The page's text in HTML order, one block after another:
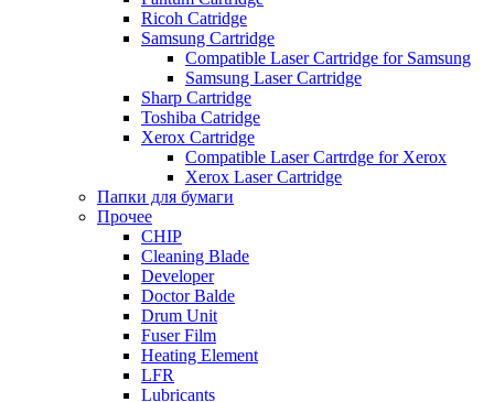
Ricoh Catridge
Samsung Cartridge
Compatible Laser Cartridge for Samsung
Samsung Laser Cartridge
Sharp Cartridge
Toshiba Catridge
Xerox Cartridge
Compatible Laser Cartrdge for Xerox
Xerox Laser Cartridge
Папки для бумаги
Прочее
CHIP
Cleaning Blade
Developer
Doctor Balde
Drum Unit
Fuser Film
Heating Element
LFR
Lubricants